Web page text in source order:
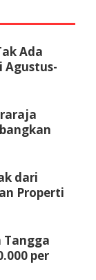
Ada
Agustus-
dari
Properti
Tangga
per